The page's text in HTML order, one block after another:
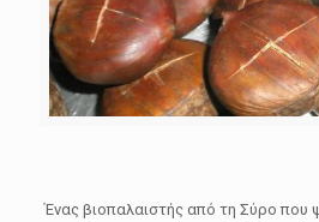
Ένας βιοπαλαιστής από τη Σύρο που